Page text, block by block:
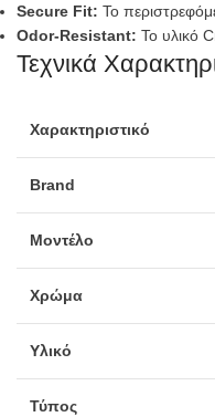
Secure Fit: Το
Odor-Resistant: Το υλικό
Τεχνικά
Χαρακτηριστικό
Brand
Μοντέλο
Χρώμα
Υλικό
Τύπος